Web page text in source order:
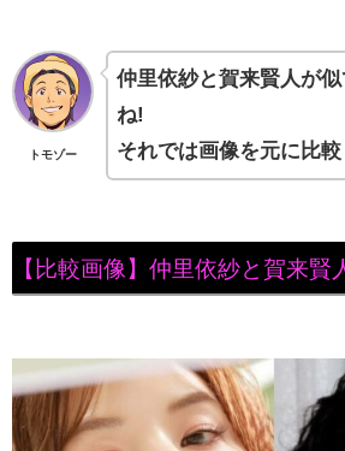
トモゾー
仲里依紗と賀来賢人が
ね!
それでは画像を元に比較
【比較画像】仲里依紗と賀来賢